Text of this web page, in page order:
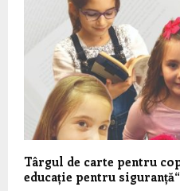
Târgul de carte pentru
educație pentru siguranță“